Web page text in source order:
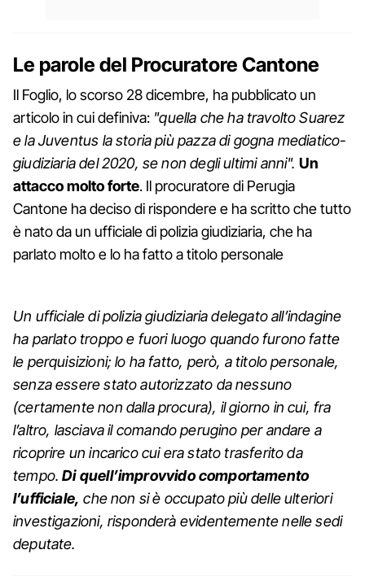
Le parole del Procuratore Cantone
Il Foglio, lo scorso 28 dicembre, ha pubblicato un
articolo in cui definiva: "quella che ha travolto Suarez
e la Juventus la storia più pazza di gogna mediatico-
giudiziaria del 2020, se non degli ultimi anni". Un
attacco molto forte. Il procuratore di Perugia
Cantone ha deciso di rispondere e ha scritto che tutto
è nato da un ufficiale di polizia giudiziaria, che ha
parlato molto e lo ha fatto a titolo personale
Un ufficiale di polizia giudiziaria delegato all’indagine
ha parlato troppo e fuori luogo quando furono fatte
le perquisizioni; lo ha fatto, però, a titolo personale,
senza essere stato autorizzato da nessuno
(certamente non dalla procura), il giorno in cui, fra
l’altro, lasciava il comando perugino per andare a
ricoprire un incarico cui era stato trasferito da
tempo.Di quell’improvvido comportamento
l’ufficiale, che non si è occupato più delle ulteriori
investigazioni, risponderà evidentemente nelle sedi
deputate.